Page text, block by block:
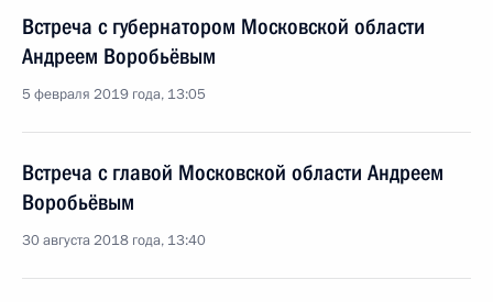
Встреча с губернатором Московской области
Андреем Воробьёвым
5 февраля 2019 года, 13:05
Встреча с главой Московской области Андреем
Воробьёвым
30 августа 2018 года, 13:40